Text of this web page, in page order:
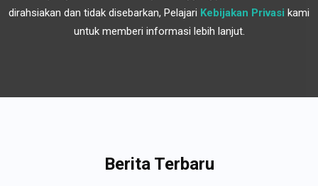
dirahsiakan dan tidak disebarkan, Pelajari Kebijakan Privasi kami
untuk memberi informasi lebih lanjut.
Berita Terbaru